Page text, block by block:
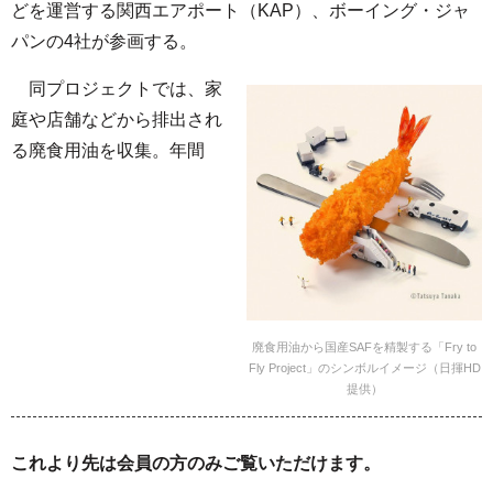
どを運営する関西エアポート（KAP）、ボーイング・ジャ
パンの4社が参画する。
廃食用油から国産SAFを精製する「Fry to
Fly Project」のシンボルイメージ（日揮HD
提供）
同プロジェクトでは、家
庭や店舗などから排出され
る廃食用油を収集。年間
これより先は会員の方のみご覧いただけます。